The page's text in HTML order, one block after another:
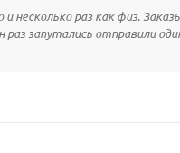
несколько раз как физ.
запутались отправили